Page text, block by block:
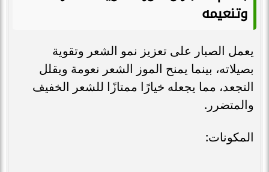
وتنعيمه
يعمل الصبار على تعزيز نمو الشعر وتقوية
بصيلاته، بينما يمنح الموز الشعر نعومة ويقلل
التجعد، مما يجعله خيارًا ممتازًا للشعر الخفيف
والمتضرر.
المكونات: